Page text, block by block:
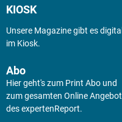
KIOSK
Unsere Magazine gibt es digital
im Kiosk.
Abo
Hier geht's zum Print Abo und
zum gesamten Online Angebot
des expertenReport.